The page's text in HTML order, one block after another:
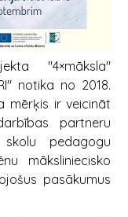
"4×māksla"
notika no 2018.
mērķis ir veicināt
partneru
pedagogu
māksliniecisko
pasākumus